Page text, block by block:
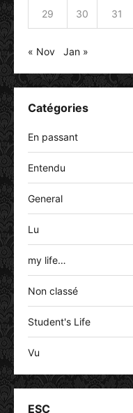
29 30 31
« Nov Jan »
Catégories
En passant
Entendu
General
Lu
my life…
Non classé
Student's Life
Vu
ESC